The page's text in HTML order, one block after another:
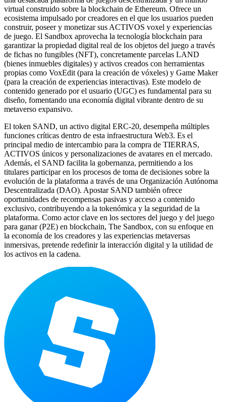
virtual construido sobre la blockchain de Ethereum. Ofrece un
ecosistema impulsado por creadores en el que los usuarios pueden
construir, poseer y monetizar sus ACTIVOS voxel y experiencias
de juego. El Sandbox aprovecha la tecnología blockchain para
garantizar la propiedad digital real de los objetos del juego a través
de fichas no fungibles (NFT), concretamente parcelas LAND
(bienes inmuebles digitales) y activos creados con herramientas
propias como VoxEdit (para la creación de vóxeles) y Game Maker
(para la creación de experiencias interactivas). Este modelo de
contenido generado por el usuario (UGC) es fundamental para su
diseño, fomentando una economía digital vibrante dentro de su
metaverso expansivo.
El token SAND, un activo digital ERC-20, desempeña múltiples
funciones críticas dentro de esta infraestructura Web3. Es el
principal medio de intercambio para la compra de TIERRAS,
ACTIVOS únicos y personalizaciones de avatares en el mercado.
Además, el SAND facilita la gobernanza, permitiendo a los
titulares participar en los procesos de toma de decisiones sobre la
evolución de la plataforma a través de una Organización Autónoma
Descentralizada (DAO). Apostar SAND también ofrece
oportunidades de recompensas pasivas y acceso a contenido
exclusivo, contribuyendo a la tokenómica y la seguridad de la
plataforma. Como actor clave en los sectores del juego y del juego
para ganar (P2E) en blockchain, The Sandbox, con su enfoque en
la economía de los creadores y las experiencias metaversas
inmersivas, pretende redefinir la interacción digital y la utilidad de
los activos en la cadena.